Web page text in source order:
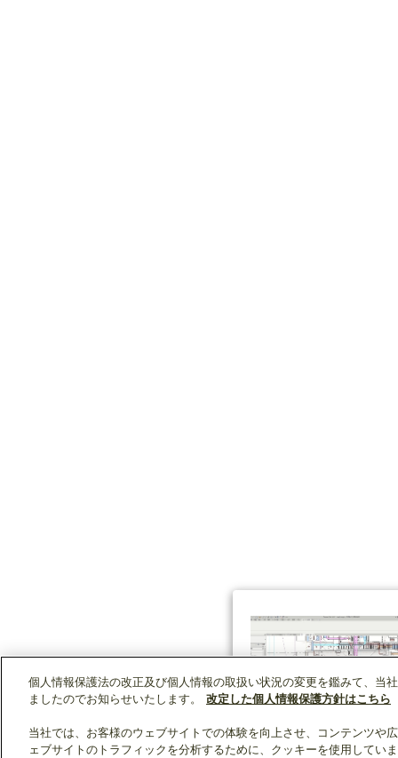
個人情報保護法の改正及び個人情報の取扱い状況の変更を鑑みて、当
ましたのでお知らせいたします。
改定した個人情報保護方針はこちら
当社では、お客様のウェブサイトでの体験を向上させ、コンテンツや
ェブサイトのトラフィックを分析するために、クッキーを使用してい